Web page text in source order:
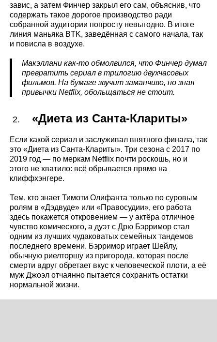
завис, а затем Финчер закрыл его сам, объяснив, что
содержать такое дорогое производство ради
собранной аудитории попросту невыгодно. В итоге
линия маньяка BTK, заведённая с самого начала, так
и повисла в воздухе.
Макэллани как-то обмолвился, что Финчер думал
превратить сериал в трилогию двухчасовых
фильмов. На бумаге звучит заманчиво, но зная
привычки Netflix, обольщаться не стоит.
«Диета из Санта-Клариты»
Если какой сериал и заслуживал внятного финала, так
это «Диета из Санта-Клариты». Три сезона с 2017 по
2019 год — по меркам Netflix почти роскошь, но и
этого не хватило: всё обрывается прямо на
клиффхэнгере.
Тем, кто знает Тимоти Олифанта только по суровым
ролям в «Дэдвуде» или «Правосудии», его работа
здесь покажется откровением — у актёра отличное
чувство комического, а дуэт с Дрю Бэрримор стал
одним из лучших чудаковатых семейных тандемов
последнего времени. Бэрримор играет Шейлу,
обычную риелторшу из пригорода, которая после
смерти вдруг обретает вкус к человеческой плоти, а её
муж Джоэл отчаянно пытается сохранить остатки
нормальной жизни.